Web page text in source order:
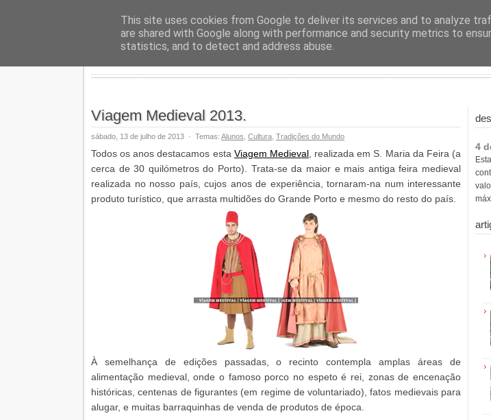
Geopalavras
Viagem Medieval 2013.
sábado, 13 de julho de 2013 · Temas: Alunos Cultura Tradições do Mundo
Todos os anos destacamos esta Viagem Medieval, realizada em S. Maria da Feira (a
cerca de 30 quilómetros do Porto). Trata-se da maior e mais antiga feira medieval
realizada no nosso país, cujos anos de experiência, tornaram-na num interessante
produto turístico, que arrasta multidões do Grande Porto e mesmo do resto do país.
À semelhança de edições passadas, o recinto contempla amplas áreas de
alimentação medieval, onde o famoso porco no espeto é rei, zonas de encenação
históricas, centenas de figurantes (em regime de voluntariado), fatos medievais para
alugar, e muitas barraquinhas de venda de produtos de época.
4
This site uses cookies from Google to deliver its services and to analyze
are shared with Google along with performance and security metrics to
statistics, and to detect and address abuse.